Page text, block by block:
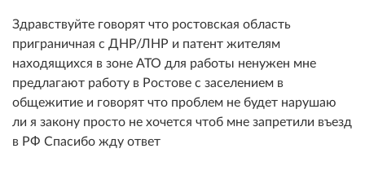
Здравствуйте говорят что ростовская область
приграничная с ДНР/ЛНР и патент жителям
находящихся в зоне АТО для работы ненужен мне
предлагают работу в Ростове с заселением в
общежитие и говорят что проблем не будет нарушаю
ли я закону просто не хочется чтоб мне запретили въезд
в РФ Спасибо жду ответ